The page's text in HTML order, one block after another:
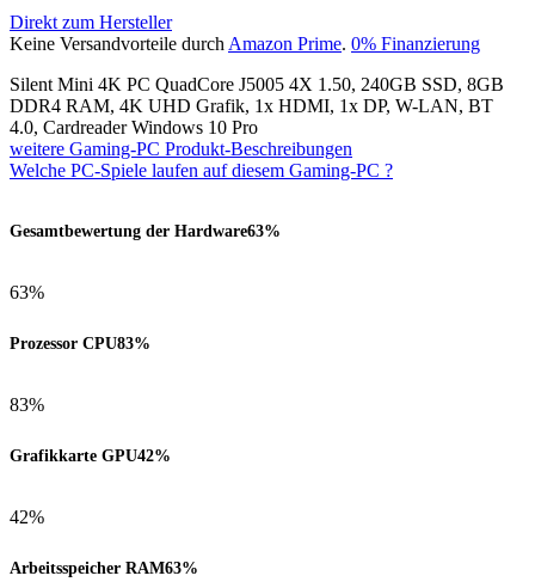
Direkt zum Hersteller
Keine Versandvorteile durch Amazon Prime. 0% Finanzierung
Silent Mini 4K PC QuadCore J5005 4X 1.50, 240GB SSD, 8GB
DDR4 RAM, 4K UHD Grafik, 1x HDMI, 1x DP, W-LAN, BT
4.0, Cardreader Windows 10 Pro
weitere Gaming-PC Produkt-Beschreibungen
Welche PC-Spiele laufen auf diesem Gaming-PC ?
Gesamtbewertung der Hardware63%
63%
Prozessor CPU83%
83%
Grafikkarte GPU42%
42%
Arbeitsspeicher RAM63%